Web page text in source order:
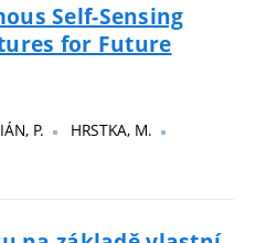
Self-Sensing
for Future
P.
HRSTKA, M.